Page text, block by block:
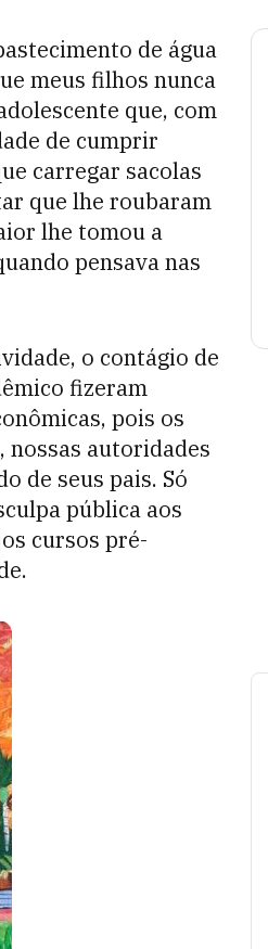
de água
meus filhos nunca
que, com
de cumprir
carregar sacolas
que lhe roubaram
lhe tomou a
pensava nas
o contágio de
fizeram
pois os
nossas autoridades
de seus pais. Só
pública aos
cursos pré-